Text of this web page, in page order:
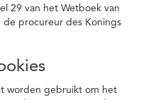
29 van het Wetboek van
de procureur des Konings
worden gebruikt om het